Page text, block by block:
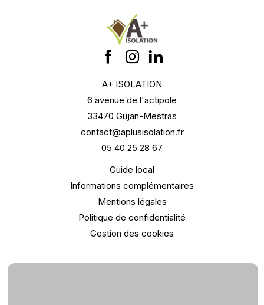
A+ ISOLATION
6 avenue de l'actipole
33470 Gujan-Mestras
contact@aplusisolation.fr
05 40 25 28 67
Guide local
Informations complémentaires
Mentions légales
Politique de confidentialité
Gestion des cookies